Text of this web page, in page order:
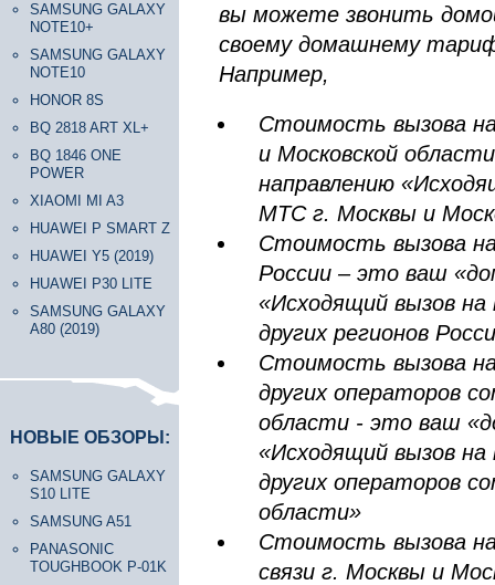
SAMSUNG GALAXY
NOTE10+
SAMSUNG GALAXY
NOTE10
HONOR 8S
BQ 2818 ART XL+
BQ 1846 ONE
POWER
XIAOMI MI A3
HUAWEI P SMART Z
HUAWEI Y5 (2019)
HUAWEI P30 LITE
SAMSUNG GALAXY
A80 (2019)
НОВЫЕ ОБЗОРЫ:
SAMSUNG GALAXY
S10 LITE
SAMSUNG A51
PANASONIC
TOUGHBOOK P-01K
вы можете звонить
своему домашнему
Например,
Стоимость вызова
и Московской
направлению
МТС г. Москвы и
Стоимость вызова
России – это ваш
«Исходящий вызов
других регионов
Стоимость вызова
других операторов
области - это ваш
«Исходящий вызов
других операторов
области»
Стоимость вызова
связи г. Москвы и